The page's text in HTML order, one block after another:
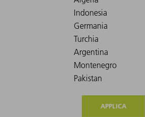
APPLICA